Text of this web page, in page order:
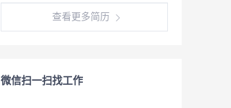
查看更多简历
微信扫一扫找工作